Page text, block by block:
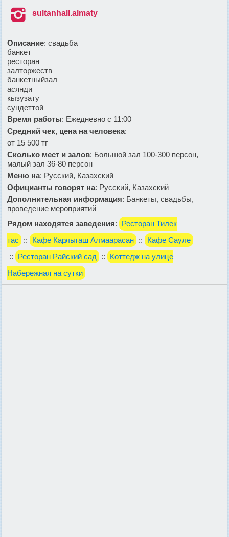
 sultanhall.almaty
Описание: свадьба
банкет
ресторан
залторжеств
банкетныйзал
асянди
кызузату
сундеттой
Время работы: Ежедневно с 11:00
Средний чек, цена на человека:
от 15 500 тг
Сколько мест и залов: Большой зал 100-300 персон,
малый зал 36-80 персон
Меню на: Русский, Казахский
Официанты говорят на: Русский, Казахский
Дополнительная информация: Банкеты, свадьбы,
проведение мероприятий
Рядом находятся заведения:
Ресторан Тилек
тас
:: Кафе Карлыгаш Алмаарасан ::
Кафе Сауле
::
Ресторан Райский сад ::
Коттедж на улице
Набережная на сутки